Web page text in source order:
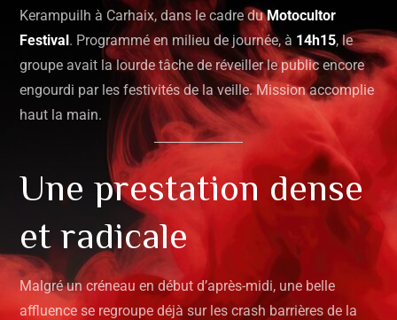
Kerampuilh à Carhaix, dans le cadre duMotocultor
Festival. Programmé en milieu de journée, à 14h15, le
groupe avait la lourde tâche de réveiller le public encore
engourdi par les festivités de la veille. Mission accomplie
haut la main.
Une prestation dense
et radicale
Malgré un créneau en début d’après-midi, une belle
affluence se regroupe déjà sur les crash barrières de la